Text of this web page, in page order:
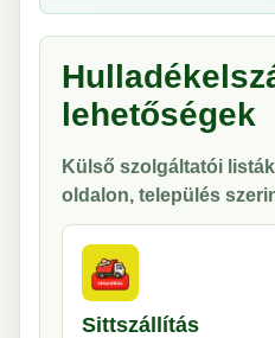
lehetőségek
Külső szolgáltatói
oldalon, település
Sittszállítás